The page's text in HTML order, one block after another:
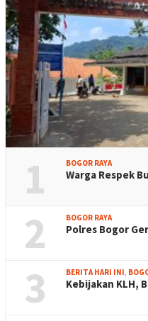
1 BOGOR RAYA
Warga Respek
2 BOGOR RAYA
Polres Bogor
3 BERITA HARI INI,
Kebijakan KLH,